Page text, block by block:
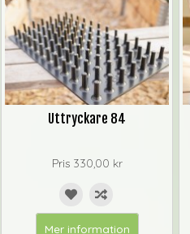
Uttryckare 84
Pris 330,00 kr
Mer information